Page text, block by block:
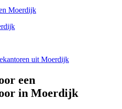
Moerdijk
uit Moerdijk
een
in Moerdijk